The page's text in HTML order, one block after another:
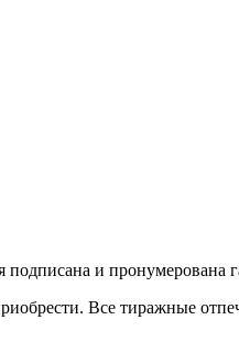
и пронумерована
Все тиражные